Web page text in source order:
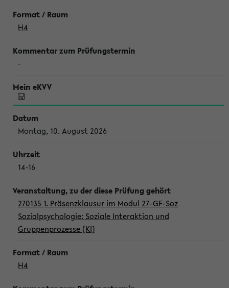
H4
-
Montag, 10. August 2026
14-16
270135 1. Präsenzklausur im Modul 27-GF-Soz
Sozialpsychologie: Soziale Interaktion und
Gruppenprozesse (Kl)
H4